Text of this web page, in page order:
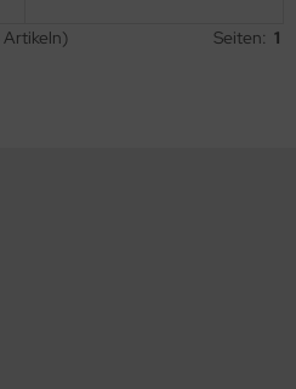
Artikeln) Seiten: 1